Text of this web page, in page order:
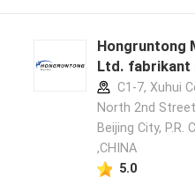
Hongruntong
Ltd. fabrikant
C1-7, Xuhui
North 2nd
Beijing City, P.R.
,CHINA
5.0